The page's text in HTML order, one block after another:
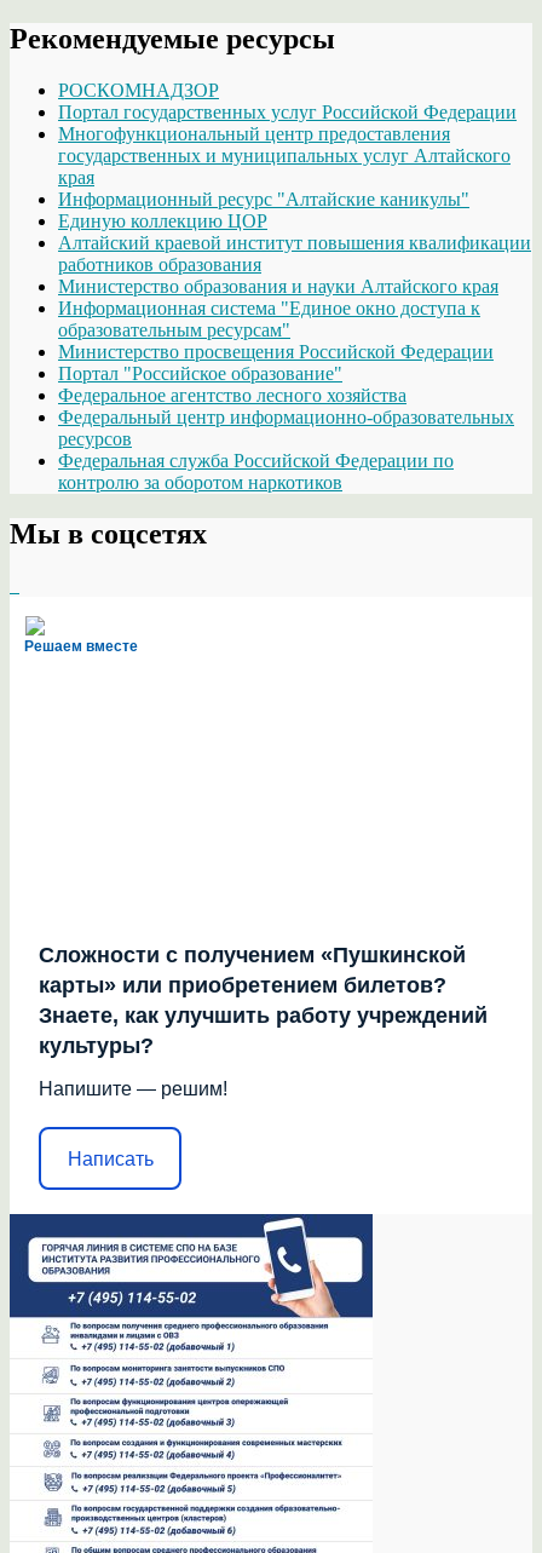
Рекомендуемые ресурсы
РОСКОМНАДЗОР
Портал государственных услуг Российской Федерации
Многофункциональный центр предоставления
государственных и муниципальных услуг Алтайского
края
Информационный ресурс "Алтайские каникулы"
Единую коллекцию ЦОР
Алтайский краевой институт повышения квалификации
работников образования
Министерство образования и науки Алтайского края
Информационная система "Единое окно доступа к
образовательным ресурсам"
Министерство просвещения Российской Федерации
Портал "Российское образование"
Федеральное агентство лесного хозяйства
Федеральный центр информационно-образовательных
ресурсов
Федеральная служба Российской Федерации по
контролю за оборотом наркотиков
Мы в соцсетях
Решаем вместе
Сложности с получением «Пушкинской
карты» или приобретением билетов?
Знаете, как улучшить работу учреждений
культуры?
Напишите — решим!
Написать